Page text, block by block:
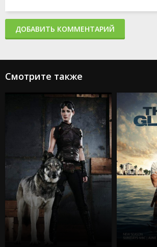
ДОБАВИТЬ КОММЕНТАРИЙ
Смотрите также